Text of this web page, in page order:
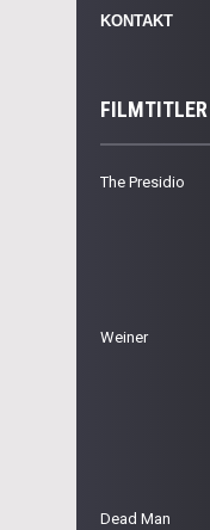
KONTAKT
FILMTITLER
The Presidio
Weiner
Dead Man